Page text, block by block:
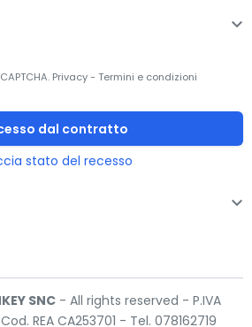
20 mW
20 - 20000 Hz

Privacy- Termini e condizioni
dal contratto
stato del recesso

SNC- All rights reserved - P.IVA
REA CA253701 - Tel. 078162719